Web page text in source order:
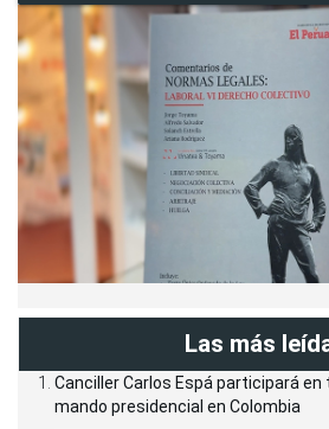
Las más
Canciller Carlos Espá participará
mando presidencial en Colombia